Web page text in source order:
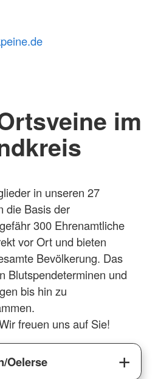
im
in unseren 27
die Basis der
300 Ehrenamtliche
vor Ort und bieten
Bevölkerung. Das
Blutspendeterminen und
bis hin zu
freuen uns auf Sie!
Oelerse